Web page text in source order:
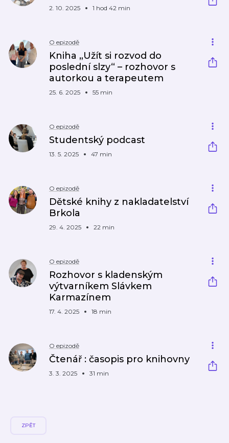
2. 10. 2025 1 hod 42 min
O epizodě
Kniha „Užít si rozvod do
poslední slzy“ –⁠⁠⁠⁠⁠⁠ rozhovor s
autorkou a terapeutem
25. 6. 2025 55 min
O epizodě
Studentský podcast
13. 5. 2025 47 min
O epizodě
Dětské knihy z nakladatelství
Brkola
29. 4. 2025 22 min
O epizodě
Rozhovor s kladenským
výtvarníkem Slávkem
Karmazínem
17. 4. 2025 18 min
O epizodě
Čtenář : časopis pro knihovny
3. 3. 2025 31 min
ZPĚT